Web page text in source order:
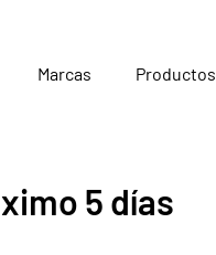
Marcas Productos
5 días